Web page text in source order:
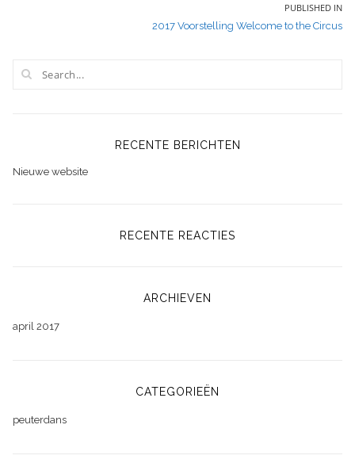
PUBLISHED IN
2017 Voorstelling Welcome to the Circus
RECENTE BERICHTEN
Nieuwe website
RECENTE REACTIES
ARCHIEVEN
april 2017
CATEGORIEËN
peuterdans